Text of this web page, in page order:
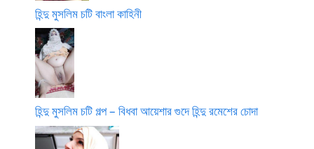
হিন্দু মুসলিম চটি বাংলা কাহিনী
হিন্দু মুসলিম চটি গল্প – বিধবা আয়েশার গুদে হিন্দু রমেশের চোদা